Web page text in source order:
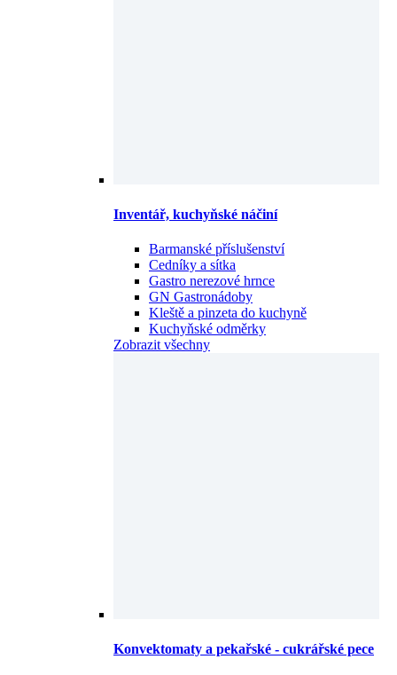
Inventář, kuchyňské náčiní
Barmanské příslušenství
Cedníky a sítka
Gastro nerezové hrnce
GN Gastronádoby
Kleště a pinzeta do kuchyně
Kuchyňské odměrky
Zobrazit všechny
Konvektomaty a pekařské - cukrářské pece